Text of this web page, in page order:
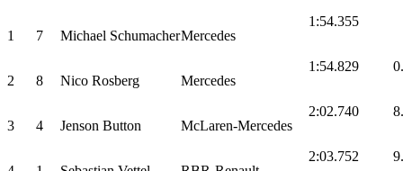
1 7 Michael SchumacherMercedes
1:54.355
2 8 Nico Rosberg Mercedes
1:54.829
3 4 Jenson Button McLaren-Mercedes
2:02.740
2:03.752